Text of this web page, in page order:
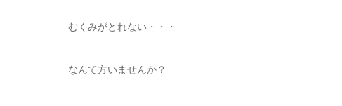
むくみがとれない・・・
なんて方いませんか？